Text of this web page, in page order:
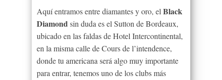
Aquí entramos entre diamantes y oro, el Black
Diamondsin duda es el Sutton de Bordeaux,
ubicado en las faldas de Hotel Intercontinental,
en la misma calle de Cours de l’intendence,
donde tu americana será algo muy importante
para entrar, tenemos uno de los clubs más